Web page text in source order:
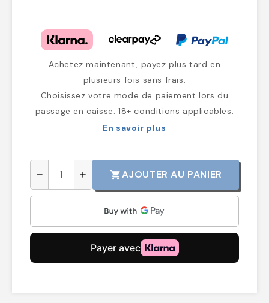
Achetez maintenant, payez plus tard en
plusieurs fois sans frais.
Choisissez votre mode de paiement lors du
passage en caisse. 18+ conditions applicables.
En savoir plus
remove add shopping_cartAJOUTER AU PANIER